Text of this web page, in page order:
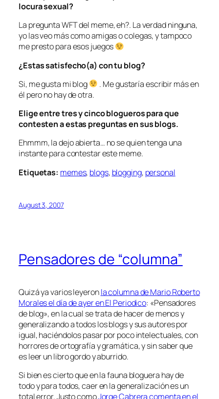
locura sexual?
La pregunta WFT del meme, eh?. La verdad ninguna,
yo las veo más como amigas o colegas, y tampoco
me presto para esos juegos
¿Estas satisfecho(a) con tu blog?
Si, me gusta mi blog
. Me gustaría escribir más en
él pero no hay de otra.
Elige entre tres y cinco blogueros para que
contesten a estas preguntas en sus blogs.
Ehmmm, la dejo abierta… no se quien tenga una
instante para contestar este meme.
Etiquetas: memes, blogs, blogging, personal
August 3, 2007
Pensadores de “columna”
Quizá ya varios leyeronla columna de Mario Roberto
Morales el día de ayer en El Periodico: «Pensadores
de blog», en la cual se trata de hacer de menos y
generalizando a todos los blogs y sus autores por
igual, haciéndolos pasar por poco intelectuales, con
horrores de ortografía y gramática, y sin saber que
es leer un libro gordo y aburrido.
Si bien es cierto que en la fauna bloguera hay de
todo y para todos, caer en la generalización es un
total error. Justo comoJorge Cabrera comenta en el